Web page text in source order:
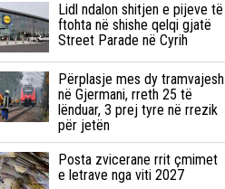
Lidl ndalon shitjen e pijeve të
ftohta në shishe qelqi gjatë
Street Parade në Cyrih
Përplasje mes dy tramvajesh
në Gjermani, rreth 25 të
lënduar, 3 prej tyre në rrezik
për jetën
Posta zvicerane rrit çmimet
e letrave nga viti 2027